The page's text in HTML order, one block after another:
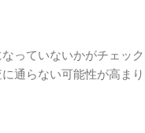
っていないかがチェック
通らない可能性が高まり